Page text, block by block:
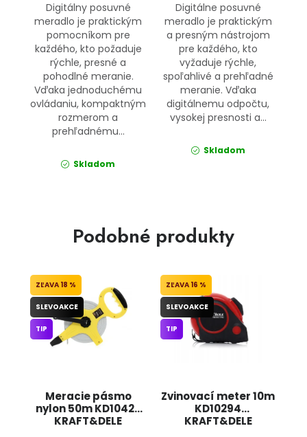
Digitálny posuvné
meradlo je praktickým
pomocníkom pre
každého, kto požaduje
rýchle, presné a
pohodlné meranie.
Vďaka jednoduchému
ovládaniu, kompaktným
rozmerom a
prehľadnému...
Skladom
Digitálne posuvné
meradlo je praktickým
a presným nástrojom
pre každého, kto
vyžaduje rýchle,
spoľahlivé a prehľadné
meranie. Vďaka
digitálnemu odpočtu,
vysokej presnosti a...
Skladom
Podobné produkty
Meracie pásmo
nylon 50m KD10428
KRAFT&DELE
18 %
SLEVOAKCE
TIP
Zvinovací meter 10m
KD10294
KRAFT&DELE
16 %
SLEVOAKCE
TIP